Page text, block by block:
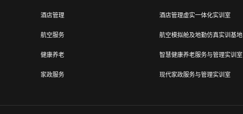
酒店管理
航空服务
健康养老
家政服务
酒店管理虚实一体化实训室
航空模拟舱及地勤仿真实训基地
智慧健康养老服务与管理实训室
现代家政服务与管理实训室